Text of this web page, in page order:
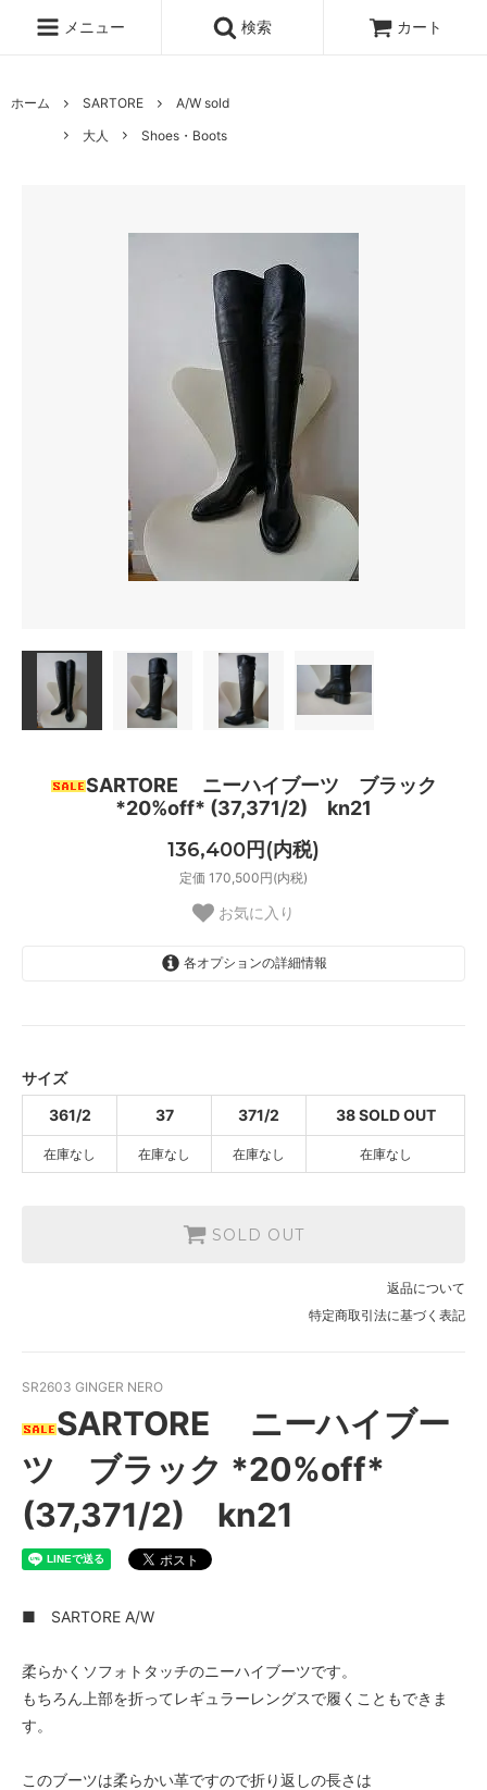
メニュー 検索 カート
ホーム SARTORE
A/W sold
大人
Shoes・Boots
SARTORE ニーハイブーツ ブラック
*20%off* (37,371/2) kn21
136,400円(内税)
定価 170,500円(内税)
お気に入り
各オプションの詳細情報
371/2
SOLD OUT
38 SOLD OUT
サイズ
361/2
37 371/2 38 SOLD OUT
在庫なし 在庫なし 在庫なし 在庫なし
SOLD OUT
返品について
特定商取引法に基づく表記
SR2603 GINGER NERO
SARTORE ニーハイブー
ツ ブラック *20%off*
(37,371/2) kn21
■ SARTORE A/W
柔らかくソフォトタッチのニーハイブーツです。
もちろん上部を折ってレギュラーレングスで履くこともできま
す。
このブーツは柔らかい革ですので折り返しの長さは